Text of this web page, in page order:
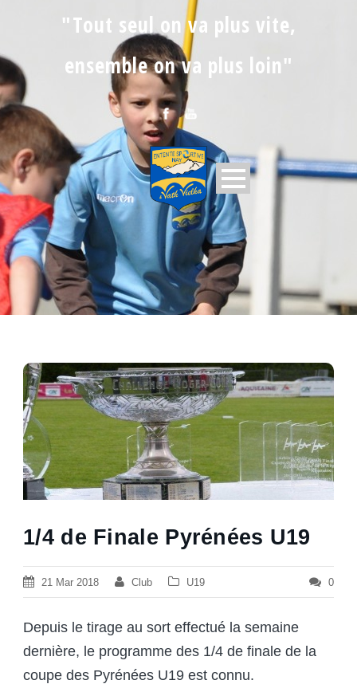
"Tout seul on va plus vite,
ensemble on va plus loin"
1/4 de Finale Pyrénées U19
21 Mar 2018 Club U19 0
Depuis le tirage au sort effectué la semaine
dernière, le programme des 1/4 de finale de la
coupe des Pyrénées U19 est connu.